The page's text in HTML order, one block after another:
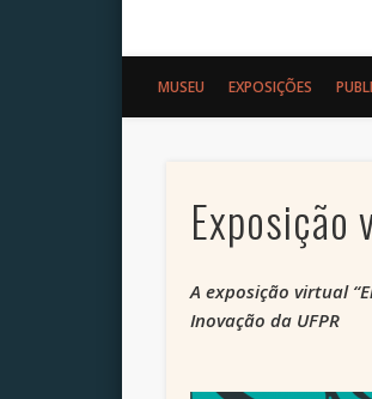
MUSEU EXPOSIÇÕES
Exposição
A exposição virtual
Inovação da UFPR